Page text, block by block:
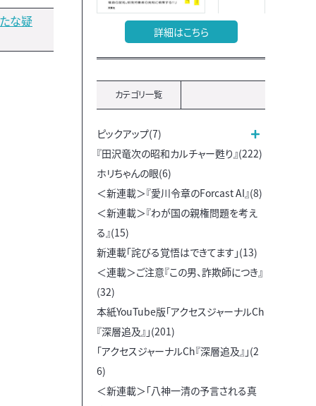
な疑
詳細はこちら
カテゴリ一覧
ピックアップ(7)
『田沢竜次の昭和カルチャー甦り』(222)
ホリちゃんの眼(6)
＜新連載＞『愛川令章のForcast AI』(8)
＜新連載＞『わが国の親権問題を考え
る』(15)
新連載「詫びる覚悟はできてます」(13)
＜連載＞ご注意『この男、詐欺師につき』
(32)
本紙YouTube版「アクセスジャーナルCh
『深層追及』」(201)
「アクセスジャーナルCh『深層追及』」(2
6)
＜新連載＞「八神一清の予言される真